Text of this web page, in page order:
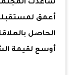
ساعدت
أعمق
الحاصل
أوسع لقيمة